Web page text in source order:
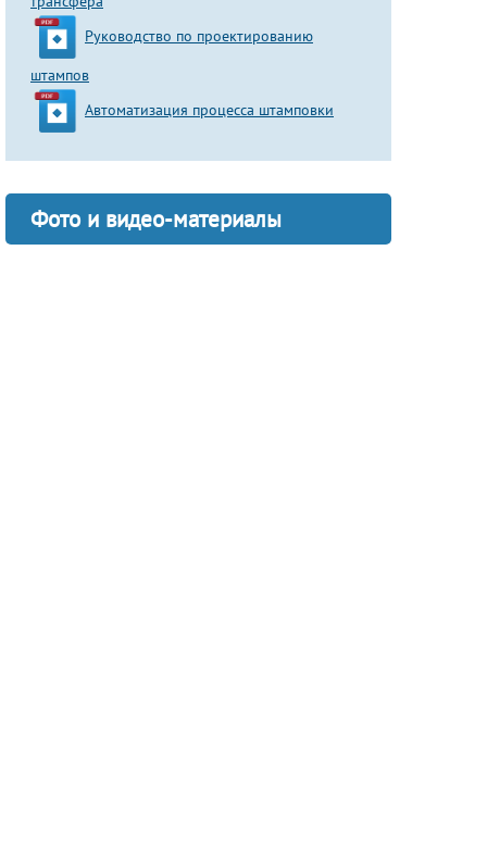
Руководство по проектированию
штампов
Автоматизация процесса штамповки
Фото и видео-материалы